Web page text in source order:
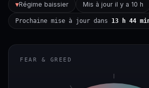
▼Régime baissier Mis à jour il y a 10 h
Prochaine mise à jour dans 13 h 44
FEAR & GREED